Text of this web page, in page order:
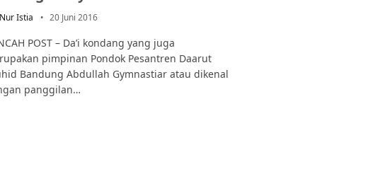
Istia 20 Juni 2016
POST – Da’i kondang yang juga
pimpinan Pondok Pesantren Daarut
Bandung Abdullah Gymnastiar atau dikenal
panggilan…